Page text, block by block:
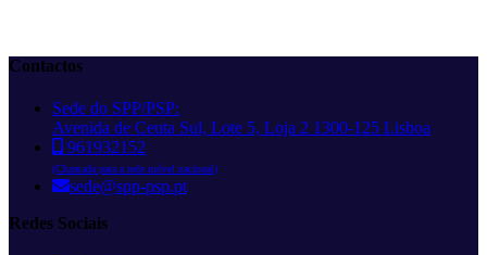
Contactos
Sede do SPP/PSP:
Avenida de Ceuta Sul, Lote 5, Loja 2 1300-125 Lisboa
961932152
(Chamada para a rede móvel nacional)
sede@spp-psp.pt
Redes Sociais